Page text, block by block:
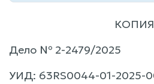
КОПИЯ
Дело № 2-2479/2025
УИД: 63RS0044-01-2025-